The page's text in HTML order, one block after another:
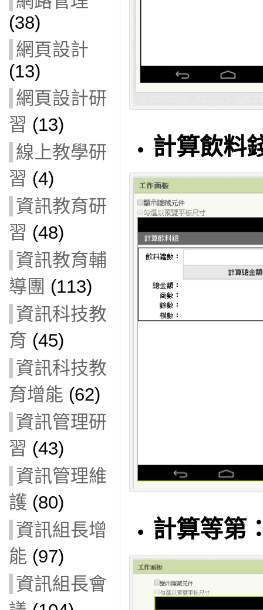
(38)
網頁設計
(13)
網頁設計研
習 (13)
線上教學研
習 (4)
資訊教育研
習 (48)
資訊教育輔
導團 (113)
資訊科技教
育 (45)
資訊科技教
育增能 (62)
資訊管理研
習 (43)
資訊管理維
護 (80)
資訊組長增
能 (97)
資訊組長會
計算飲料
計算等第